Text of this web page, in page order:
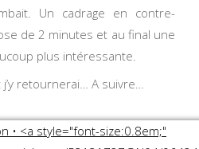
Un cadrage en contre-
de 2 minutes et au final une
plus intéressante.
j’y retournerai… A suivre…